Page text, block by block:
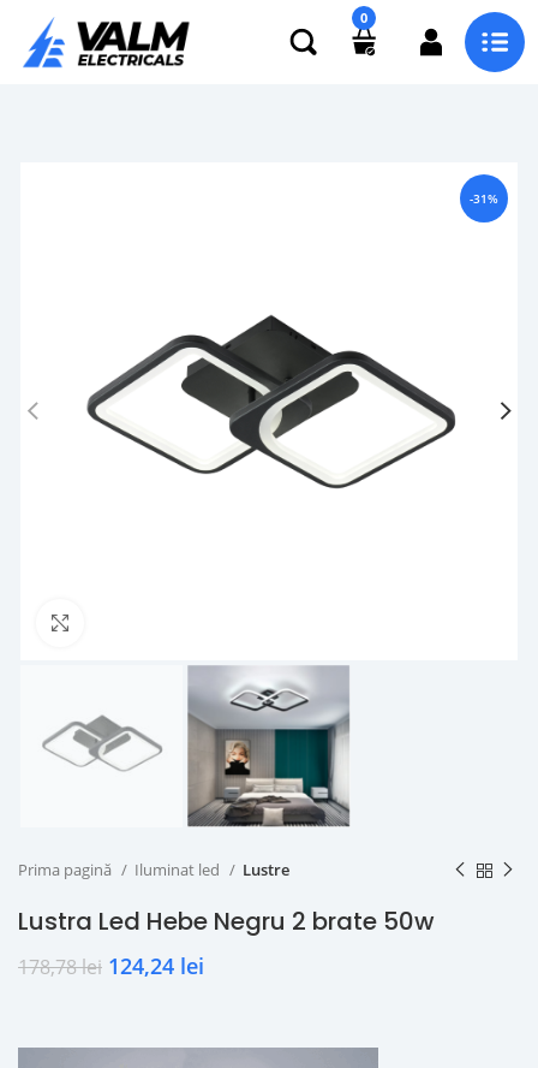
0
-31%
Prima pagină Iluminat led Lustre
Lustra Led Hebe Negru 2 brate 50w
178,78lei 124,24 lei